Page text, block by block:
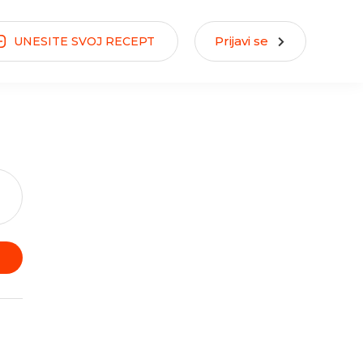
UNESITE SVOJ RECEPT Prijavi se